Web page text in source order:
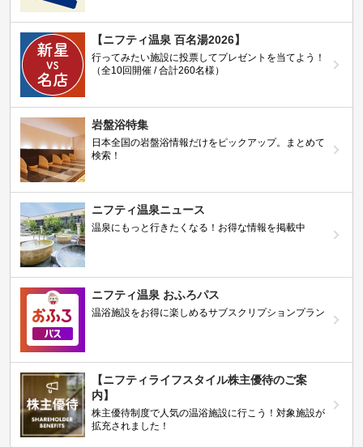
【ニフティ温泉 百名湯2026】
行ってみたい施設に投票してプレゼントを当てよう！
（全10回開催 / 合計260名様）
岩盤浴特集
日本全国の岩盤浴情報だけをピックアップ。まとめて
検索！
ニフティ温泉ニュース
温泉にもっと行きたくなる！お得な情報を掲載中
ニフティ温泉 おふろパス
温浴施設をお得に楽しめるサブスクリプションプラン
【ニフティライフスタイル株主優待のご案
内】
株主優待制度で人気の温浴施設に行こう！対象施設が
拡充されました！